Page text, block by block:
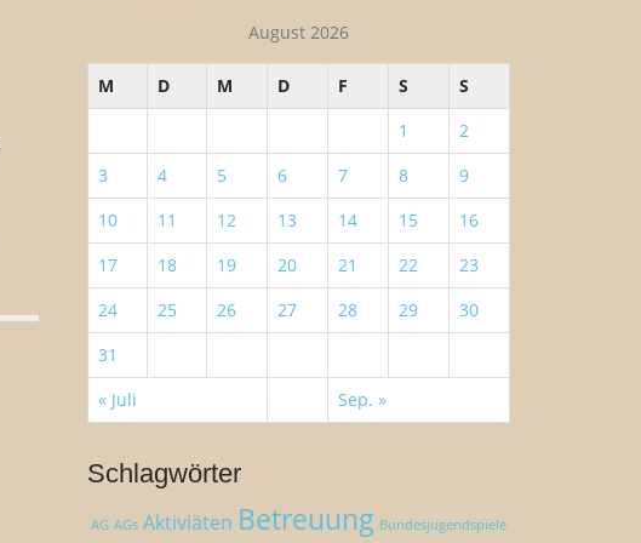
a
h
August 2026
M D M D F S
S
1
2
3
4 5 6 7 8
9
10
11 12 13 14 15
16
17
18 19 20 21 22
23
24
25 26 27 28 29
30
31
« Juli
Sep. »
Schlagwörter
AG AGs Aktiviäten Betreuung Bundesjugendspiele